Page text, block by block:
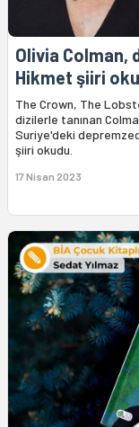
Olivia Colman,
Hikmet şiiri
The Crown, The
dizilerle tanınan
Suriye'deki
şiiri okudu.
17 Nisan 2023